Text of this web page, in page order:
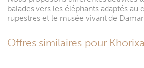
balades vers les éléphants adaptés au
rupestres et le musée vivant de
Offres similaires pour